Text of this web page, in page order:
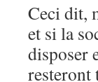
Ceci dit,
et si la
disposer
resteront